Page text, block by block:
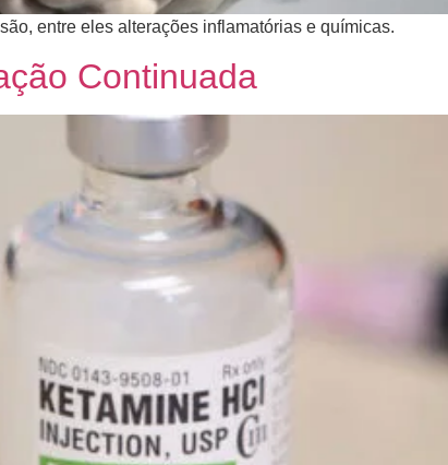
entre eles alterações inflamatórias e químicas.
Continuada